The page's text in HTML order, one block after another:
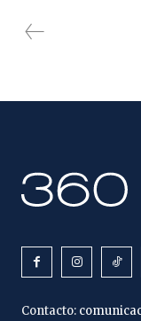
Contacto: